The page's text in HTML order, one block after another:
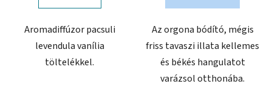
Aromadiffúzor pacsuli
levendula vanília
töltelékkel.
Az orgona bódító, mégis
friss tavaszi illata kellemes
és békés hangulatot
varázsol otthonába.